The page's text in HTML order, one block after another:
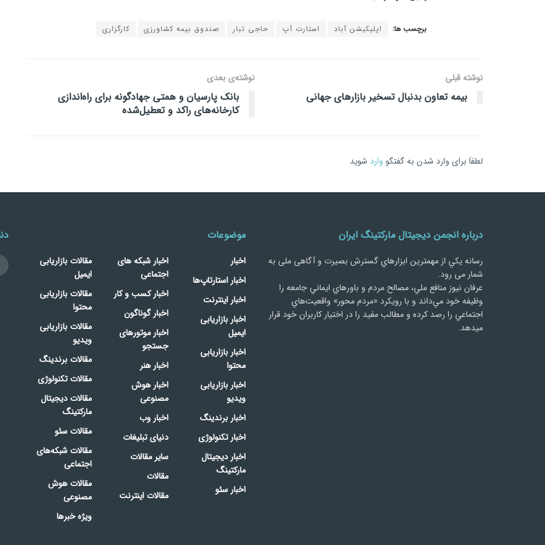
برچسب ها: اپلیکیشن آباد استارت آپ حاجی تبار صندوق بیمه کشاورزی کارگزاری
نوشته قبلی
بیمه تعاون بدنبال تسخیر بازار‌های جهانی
نوشته‌ی بعدی
بانک پارسیان و همتی جهادگونه برای راه‌اندازی
کارخانه‌های راکد و تعطیل‌شده
لطفاَ برای وارد شدن به گفتگو وارد شوید
درباره انجمن دیجیتال مارکتینگ ایران
رسانه يكي از مهمترین ابزارهاي گسترش بصیرت و آگاهی ملی به
شمار می رود.
عرفان نیوز منافع ملي، مصالح مردم و باورهاي ايماني جامعه را
وظيفه خود مي‌داند و با رويكرد «مردم‌ محور» واقعيت‌هاي
اجتماعي را رصد کرده و مطالب مفید را در اختیار کاربران خود قرار
میدهد.
موضوعات
اخبار
اخبار استارتاپ‌ها
اخبار اینترنت
اخبار بازاریابی
ایمیل
اخبار بازاریابی
محتوا
اخبار بازاریابی
ویدیو
اخبار برندینگ
اخبار تکنولوژی
اخبار دیجیتال
مارکتینگ
اخبار سئو
اخبار شبکه های
اجتماعی
اخبار کسب و کار
اخبار گوناگون
اخبار موتورهای
جستجو
اخبار هنر
اخبار هوش
مصنوعی
اخبار وب
دنیای تبلیغات
سایر مقالات
مقالات
مقالات اینترنت
مقالات بازاریابی
ایمیل
مقالات بازاریابی
محتوا
مقالات بازاریابی
ویدیو
مقالات برندینگ
مقالات تکنولوژی
مقالات دیجیتال
مارکتینگ
مقالات سئو
مقالات شبکه‌های
اجتماعی
مقالات هوش
مصنوعی
ویژه خبرها